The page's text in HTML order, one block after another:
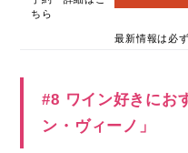
ちら
最新情報は必
#8 ワイン好きにお
ン・ヴィーノ」